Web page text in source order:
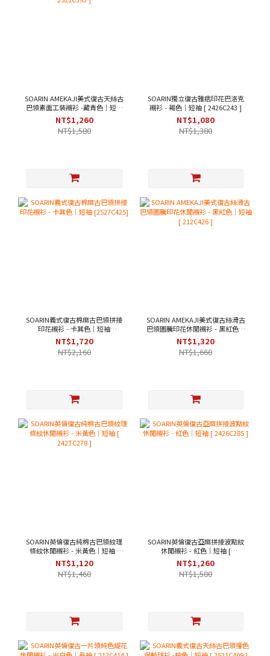
SOARIN AMEKAJI美式復古天絲古
巴領素面工裝襯衫 -藏青色｜短袖
[ 2521C393 ]
NT$1,260
NT$1,580
SOARIN獨立復古雅痞印花巴洛克
襯衫 - 褐色｜短袖 [ 2426C243 ]
NT$1,080
NT$1,380
SOARIN義式復古棉麻古巴領拼接
印花襯衫 - 卡其色｜短袖
[2527C425]
NT$1,720
NT$2,160
SOARIN AMEKAJI美式復古絲滑古
巴領圖騰印花休閒襯衫 - 黑紅色｜
短袖 [ 212C426 ]
NT$1,320
NT$1,660
SOARIN英倫復古純棉古巴領紋理
條紋休閒襯衫 - 米黃色｜短袖 [
242TC278 ]
NT$1,120
NT$1,460
SOARIN英倫復古亞麻拼接波點紋
休閒襯衫 - 紅色｜短袖 [
2426C285 ]
NT$1,260
NT$1,580